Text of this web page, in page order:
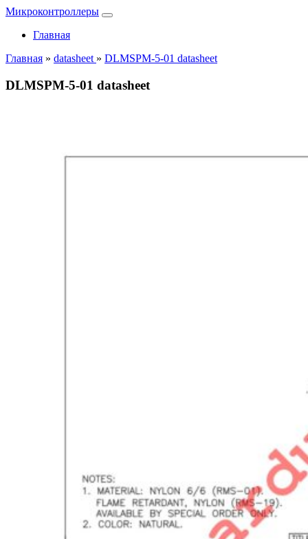
Микроконтроллеры
Главная
Главная » datasheet » DLMSPM-5-01 datasheet
DLMSPM-5-01 datasheet